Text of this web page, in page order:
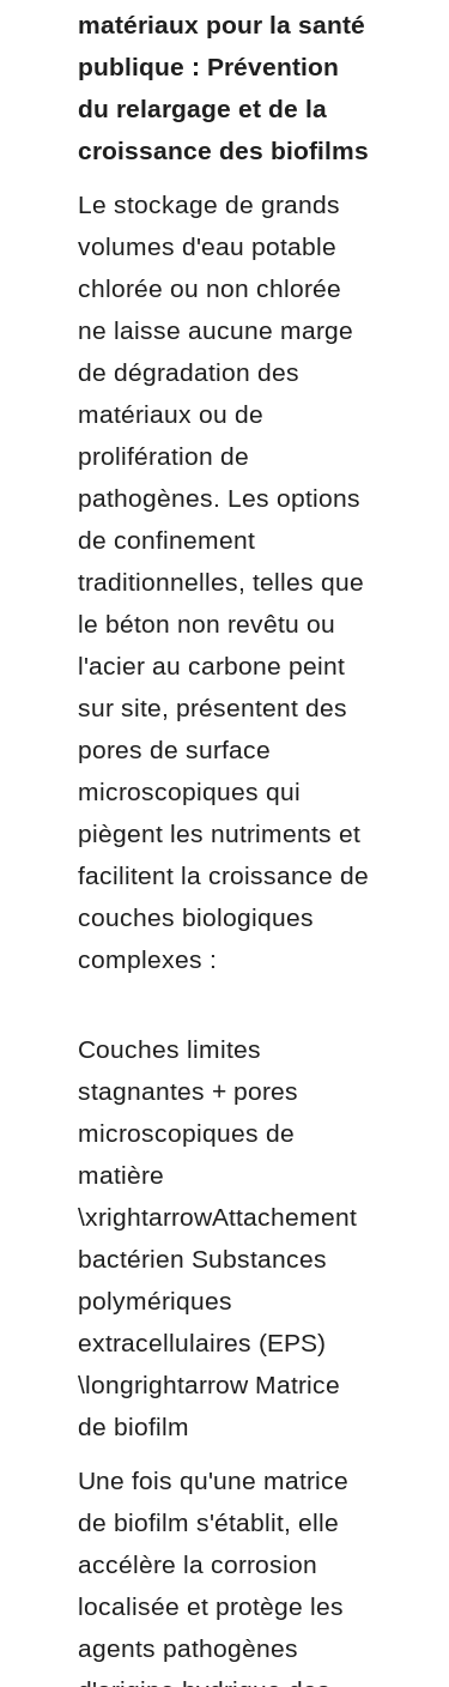
matériaux pour la santé
publique : Prévention
du relargage et de la
croissance des biofilms
Le stockage de grands
volumes d'eau potable
chlorée ou non chlorée
ne laisse aucune marge
de dégradation des
matériaux ou de
prolifération de
pathogènes. Les options
de confinement
traditionnelles, telles que
le béton non revêtu ou
l'acier au carbone peint
sur site, présentent des
pores de surface
microscopiques qui
piègent les nutriments et
facilitent la croissance de
couches biologiques
complexes :
Couches limites
stagnantes + pores
microscopiques de
matière
\xrightarrowAttachement
bactérien Substances
polymériques
extracellulaires (EPS)
\longrightarrow Matrice
de biofilm
Une fois qu'une matrice
de biofilm s'établit, elle
accélère la corrosion
localisée et protège les
agents pathogènes